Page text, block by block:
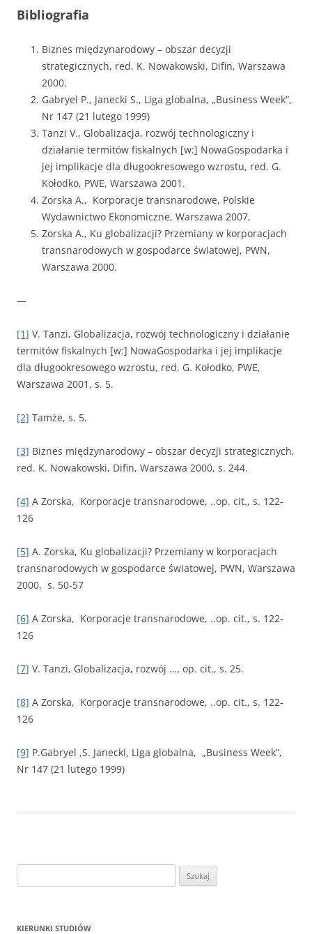
Bibliografia
Biznes międzynarodowy – obszar decyzji
strategicznych, red. K. Nowakowski, Difin, Warszawa
2000.
Gabryel P., Janecki S., Liga globalna, „Business Week”,
Nr 147 (21 lutego 1999)
Tanzi V., Globalizacja, rozwój technologiczny i
działanie termitów fiskalnych [w:] NowaGospodarka i
jej implikacje dla długookresowego wzrostu, red. G.
Kołodko, PWE, Warszawa 2001.
Zorska A., Korporacje transnarodowe, Polskie
Wydawnictwo Ekonomiczne, Warszawa 2007,
Zorska A., Ku globalizacji? Przemiany w korporacjach
transnarodowych w gospodarce światowej, PWN,
Warszawa 2000.
—
[1] V. Tanzi, Globalizacja, rozwój technologiczny i działanie
termitów fiskalnych [w:] NowaGospodarka i jej implikacje
dla długookresowego wzrostu, red. G. Kołodko, PWE,
Warszawa 2001, s. 5.
[2] Tamże, s. 5.
[3] Biznes międzynarodowy – obszar decyzji strategicznych,
red. K. Nowakowski, Difin, Warszawa 2000, s. 244.
[4] A Zorska, Korporacje transnarodowe, ..op. cit., s. 122-
126
[5] A. Zorska, Ku globalizacji? Przemiany w korporacjach
transnarodowych w gospodarce światowej, PWN, Warszawa
2000, s. 50-57
[6] A Zorska, Korporacje transnarodowe, ..op. cit., s. 122-
126
[7] V. Tanzi, Globalizacja, rozwój …, op. cit., s. 25.
[8] A Zorska, Korporacje transnarodowe, ..op. cit., s. 122-
126
[9] P.Gabryel ,S. Janecki, Liga globalna, „Business Week”,
Nr 147 (21 lutego 1999)
z
KIERUNKI STUDIÓW